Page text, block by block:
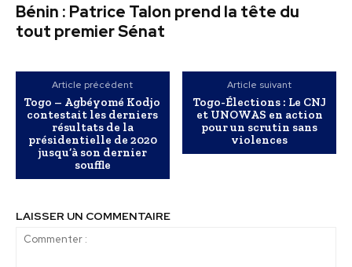
Bénin : Patrice Talon prend la tête du
tout premier Sénat
Article précédent
Togo – Agbéyomé Kodjo
contestait les derniers
résultats de la
présidentielle de 2020
jusqu’à son dernier
souffle
Article suivant
Togo-Élections : Le CNJ
et UNOWAS en action
pour un scrutin sans
violences
LAISSER UN COMMENTAIRE